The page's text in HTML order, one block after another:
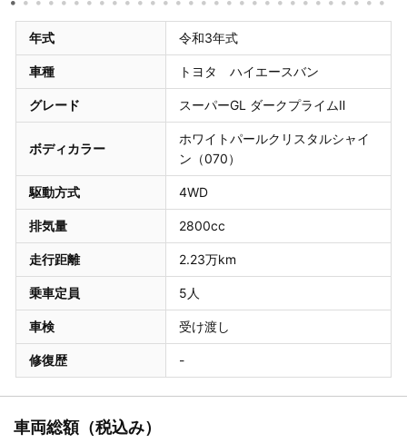
年式 令和3年式
車種 トヨタ ハイエースバン
グレード スーパーGL ダークプライムⅡ
ボディカラー
ホワイトパールクリスタルシャイ
ン（070）
駆動方式 4WD
排気量 2800cc
走行距離 2.23万km
乗車定員 5人
車検 受け渡し
修復歴 -
車両総額（税込み）